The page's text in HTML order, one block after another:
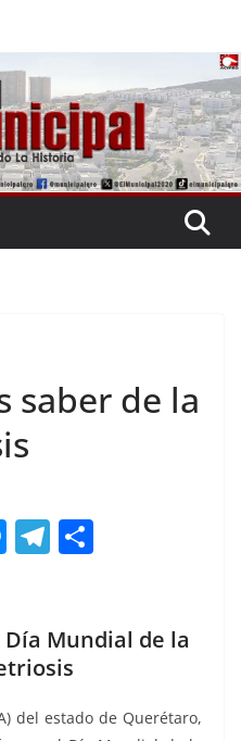
saber de la
M
e
n
g
T
gr
a
m
p
tir
Día Mundial de la
del estado de Querétaro,